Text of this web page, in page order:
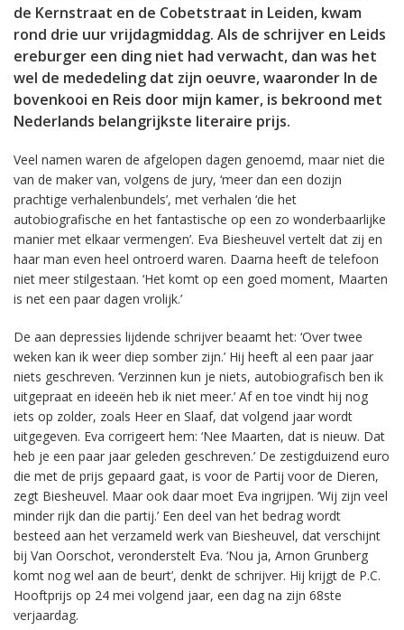
de Kernstraat en de Cobetstraat in Leiden, kwam
rond drie uur vrijdagmiddag. Als de schrijver en Leids
ereburger een ding niet had verwacht, dan was het
wel de mededeling dat zijn oeuvre, waaronder In de
bovenkooi en Reis door mijn kamer, is bekroond met
Nederlands belangrijkste literaire prijs.
Veel namen waren de afgelopen dagen genoemd, maar niet die
van de maker van, volgens de jury, ‘meer dan een dozijn
prachtige verhalenbundels’, met verhalen ‘die het
autobiografische en het fantastische op een zo wonderbaarlijke
manier met elkaar vermengen’. Eva Biesheuvel vertelt dat zij en
haar man even heel ontroerd waren. Daarna heeft de telefoon
niet meer stilgestaan. ‘Het komt op een goed moment, Maarten
is net een paar dagen vrolijk.’
De aan depressies lijdende schrijver beaamt het: ‘Over twee
weken kan ik weer diep somber zijn.’ Hij heeft al een paar jaar
niets geschreven. ‘Verzinnen kun je niets, autobiografisch ben ik
uitgepraat en ideeën heb ik niet meer.’ Af en toe vindt hij nog
iets op zolder, zoals Heer en Slaaf, dat volgend jaar wordt
uitgegeven. Eva corrigeert hem: ‘Nee Maarten, dat is nieuw. Dat
heb je een paar jaar geleden geschreven.’ De zestigduizend euro
die met de prijs gepaard gaat, is voor de Partij voor de Dieren,
zegt Biesheuvel. Maar ook daar moet Eva ingrijpen. ‘Wij zijn veel
minder rijk dan die partij.’ Een deel van het bedrag wordt
besteed aan het verzameld werk van Biesheuvel, dat verschijnt
bij Van Oorschot, veronderstelt Eva. ‘Nou ja, Arnon Grunberg
komt nog wel aan de beurt’, denkt de schrijver. Hij krijgt de P.C.
Hooftprijs op 24 mei volgend jaar, een dag na zijn 68ste
verjaardag.